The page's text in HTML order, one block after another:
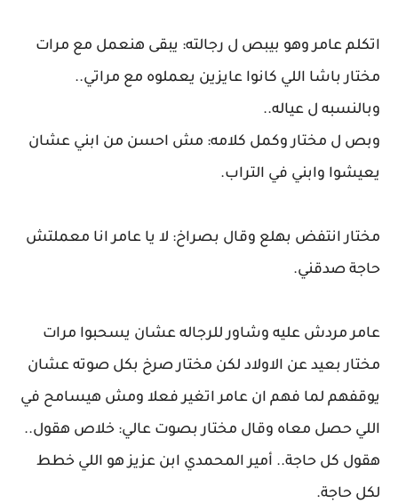
اتكلم عامر وهو بيبص ل رجالته: يبقى هنعمل مع مرات
مختار باشا اللي كانوا عايزين يعملوه مع مراتي..
وبالنسبه ل عياله..
وبص ل مختار وكمل كلامه: مش احسن من ابني عشان
يعيشوا وابني في التراب.
مختار انتفض بهلع وقال بصراخ: لا يا عامر انا معملتش
حاجة صدقني.
عامر مردش عليه وشاور للرجاله عشان يسحبوا مرات
مختار بعيد عن الاولاد لكن مختار صرخ بكل صوته عشان
يوقفهم لما فهم ان عامر اتغير فعلا ومش هيسامح في
اللي حصل معاه وقال مختار بصوت عالي: خلاص هقول..
هقول كل حاجة.. أمير المحمدي ابن عزيز هو اللي خطط
لكل حاجة.